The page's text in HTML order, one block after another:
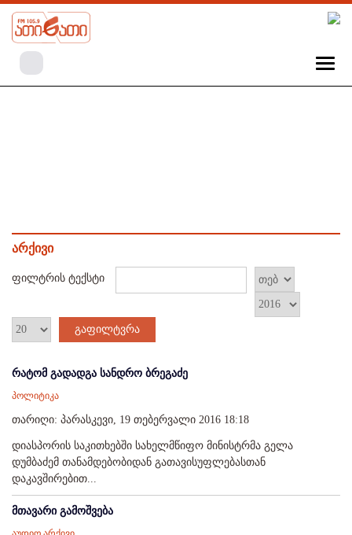
არქივი
ფილტრის ტექსტი
გაფილტვრა
რატომ გადადგა სანდრო ბრეგაძე
პოლიტიკა
თარიღი: პარასკევი, 19 თებერვალი 2016 18:18
დიასპორის საკითხებში სახელმწიფო მინისტრმა გელა
დუმბაძემ თანამდებობიდან გათავისუფლებასთან
დაკავშირებით...
მთავარი გამოშვება